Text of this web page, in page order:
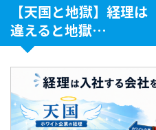
【天国と地獄】経理
違えると地獄…